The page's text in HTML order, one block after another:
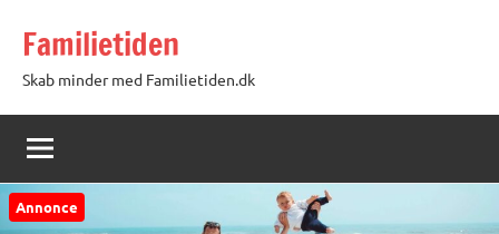
indhold
Familietiden
Skab minder med Familietiden.dk
Annonce